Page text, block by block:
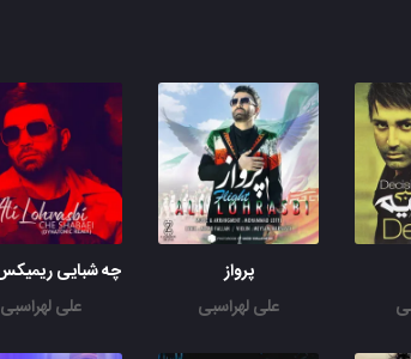
دعا کردم تو روبازم
با چشمی که نخوابیده
مگه میذاره دلتنگی
مگه گریه امون میده
مریضم کرده تنهایی
ببین حالم پریشونه
من اونقدر اشک میریزم
که برگردی به این خونه
پرواز
علی لهراسبی
علی لهراسبی